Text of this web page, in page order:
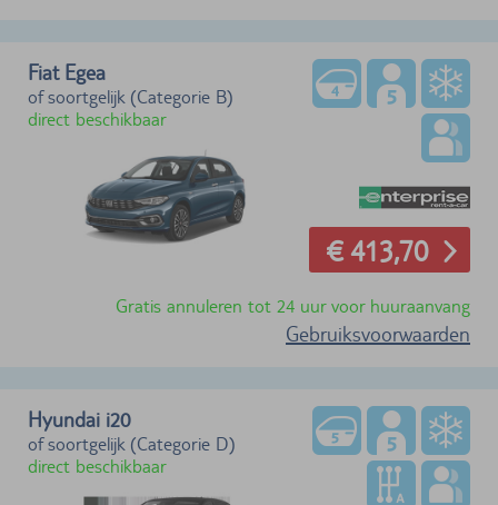
Fiat Egea
of soortgelijk (Categorie B)
direct beschikbaar
€ 413,70
Gratis annuleren tot 24 uur voor huuraanvang
Gebruiksvoorwaarden
Hyundai i20
of soortgelijk (Categorie D)
direct beschikbaar